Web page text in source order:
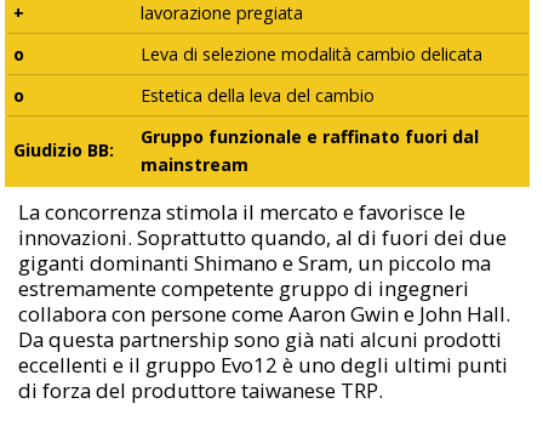
+
lavorazione pregiata
o
Leva di selezione modalità cambio delicata
o
Estetica della leva del cambio
Giudizio BB:
Gruppo funzionale e raffinato fuori dal
mainstream
La concorrenza stimola il mercato e favorisce le
innovazioni. Soprattutto quando, al di fuori dei due
giganti dominanti Shimano e Sram, un piccolo ma
estremamente competente gruppo di ingegneri
collabora con persone come Aaron Gwin e John Hall.
Da questa partnership sono già nati alcuni prodotti
eccellenti e il gruppo Evo12 è uno degli ultimi punti
di forza del produttore taiwanese TRP.